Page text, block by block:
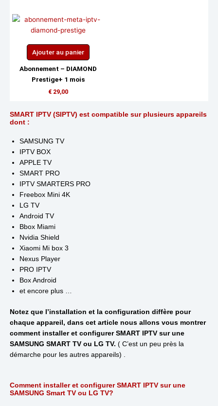
Ajouter au panier
Abonnement – DIAMOND
Prestige+ 1 mois
€ 29,00
SMART IPTV (SIPTV) est compatible sur plusieurs appareils
dont :
SAMSUNG TV
IPTV BOX
APPLE TV
SMART PRO
IPTV SMARTERS PRO
Freebox Mini 4K
LG TV
Android TV
Bbox Miami
Nvidia Shield
Xiaomi Mi box 3
Nexus Player
PRO IPTV
Box Android
et encore plus …
Notez que l’installation et la configuration diffère pour
chaque appareil, dans cet article nous allons vous montrer
comment installer et configurer SMART IPTV sur une
SAMSUNG SMART TV ou LG TV. ( C’est un peu près la
démarche pour les autres appareils) .
Comment installer et configurer SMART IPTV sur une
SAMSUNG Smart TV ou LG TV?